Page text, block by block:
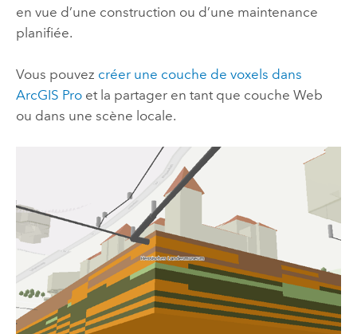
en vue d’une construction ou d’une maintenance
planifiée.
Vous pouvez créer une couche de voxels dans
ArcGIS Proet la partager en tant que couche Web
ou dans une scène locale.